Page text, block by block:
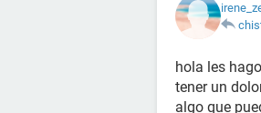
hola les
tener un
algo que